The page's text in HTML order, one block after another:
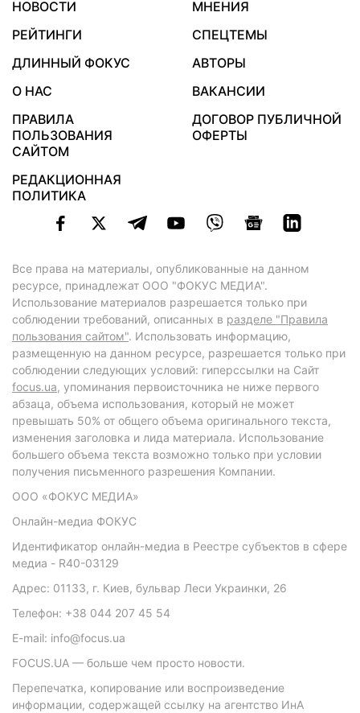
НОВОСТИ
МНЕНИЯ
РЕЙТИНГИ
СПЕЦТЕМЫ
ДЛИННЫЙ ФОКУС
АВТОРЫ
О НАС
ВАКАНСИИ
ПРАВИЛА
ПОЛЬЗОВАНИЯ
САЙТОМ
ДОГОВОР ПУБЛИЧНОЙ
ОФЕРТЫ
РЕДАКЦИОННАЯ
ПОЛИТИКА
Все права на материалы, опубликованные на данном
ресурсе, принадлежат ООО "ФОКУС МЕДИА".
Использование материалов разрешается только при
соблюдении требований, описанных в разделе "Правила
пользования сайтом". Использовать информацию,
размещенную на данном ресурсе, разрешается только при
соблюдении следующих условий: гиперссылки на Сайт
focus.ua, упоминания первоисточника не ниже первого
абзаца, объема использования, который не может
превышать 50% от общего объема оригинального текста,
изменения заголовка и лида материала. Использование
большего объема текста возможно только при условии
получения письменного разрешения Компании.
ООО «ФОКУС МЕДИА»
Онлайн-медиа ФОКУС
Идентификатор онлайн-медиа в Реестре субъектов в сфере
медиа - R40-03129
Адрес: 01133, г. Киев, бульвар Леси Украинки, 26
Телефон: +38 044 207 45 54
E-mail: info@focus.ua
FOCUS.UA — больше чем просто новости.
Перепечатка, копирование или воспроизведение
информации, содержащей ссылку на агентство ИнА